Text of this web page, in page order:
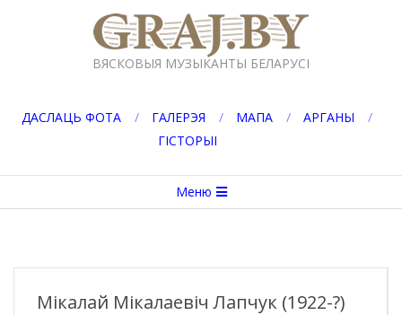
GRAJ.BY
ВЯСКОВЫЯ МУЗЫКАНТЫ БЕЛАРУСІ
ДАСЛАЦЬ ФОТА ГАЛЕРЭЯ МАПА
АРГАНЫ
ГІСТОРЫІ
меню
Меню
Мікалай Мікалаевіч Лапчук (1922-?)